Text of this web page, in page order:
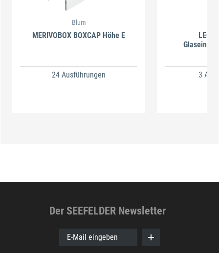
Blum
MERIVOBOX BOXCAP Höhe E
24 Ausführungen 3
Der SEEFELDER Newsletter
E-Mail eingeben